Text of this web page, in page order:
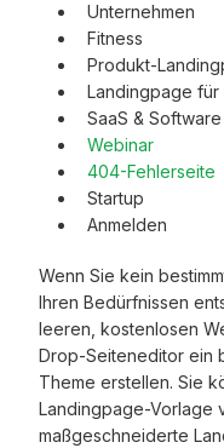
Unternehmen
Fitness
Produkt-
Landingpage für
SaaS & Software
Webinar
404-Fehlerseite
Startup
Anmelden
Wenn Sie kein
Ihren Bedürfnissen
leeren, kostenlosen
Drop-Seiteneditor ein
Theme erstellen. Sie
Landingpage-Vorlage
maßgeschneiderte